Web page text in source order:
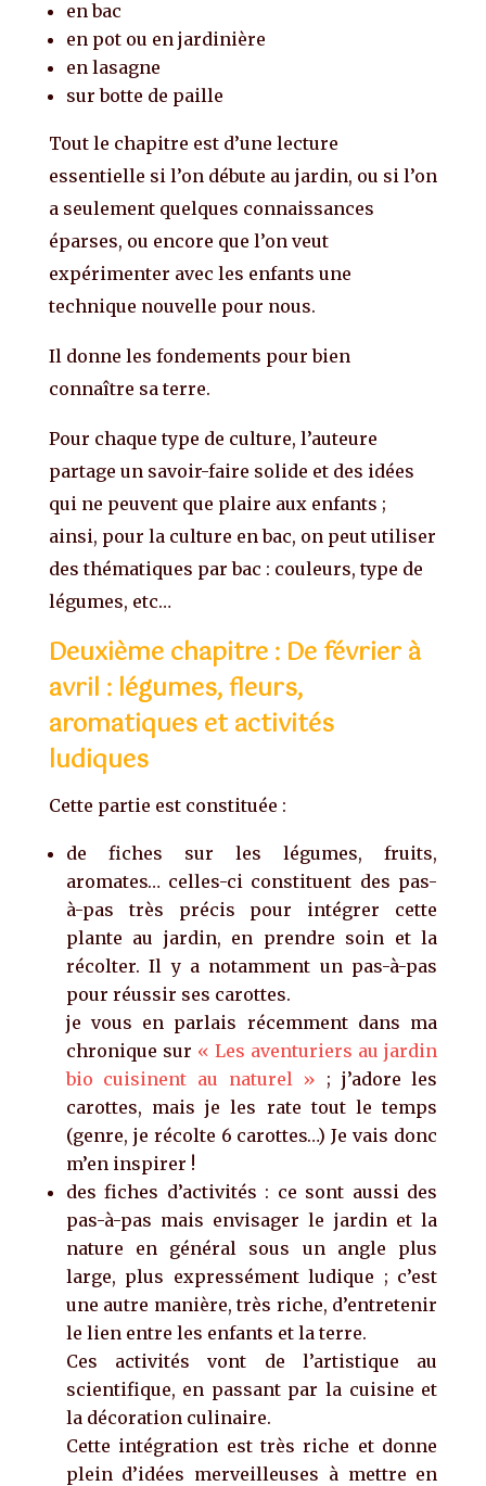
en bac
en pot ou en jardinière
en lasagne
sur botte de paille
Tout le chapitre est d’une lecture
essentielle si l’on débute au jardin, ou si l’on
a seulement quelques connaissances
éparses, ou encore que l’on veut
expérimenter avec les enfants une
technique nouvelle pour nous.
Il donne les fondements pour bien
connaître sa terre.
Pour chaque type de culture, l’auteure
partage un savoir-faire solide et des idées
qui ne peuvent que plaire aux enfants ;
ainsi, pour la culture en bac, on peut utiliser
des thématiques par bac : couleurs, type de
légumes, etc…
Deuxième chapitre : De février à
avril : légumes, fleurs,
aromatiques et activités
ludiques
Cette partie est constituée :
de fiches sur les légumes, fruits,
aromates… celles-ci constituent des pas-
à-pas très précis pour intégrer cette
plante au jardin, en prendre soin et la
récolter. Il y a notamment un pas-à-pas
pour réussir ses carottes.
je vous en parlais récemment dans ma
chronique sur « Les aventuriers au jardin
bio cuisinent au naturel » ; j’adore les
carottes, mais je les rate tout le temps
(genre, je récolte 6 carottes…) Je vais donc
m’en inspirer !
des fiches d’activités : ce sont aussi des
pas-à-pas mais envisager le jardin et la
nature en général sous un angle plus
large, plus expressément ludique ; c’est
une autre manière, très riche, d’entretenir
le lien entre les enfants et la terre.
Ces activités vont de l’artistique au
scientifique, en passant par la cuisine et
la décoration culinaire.
Cette intégration est très riche et donne
plein d’idées merveilleuses à mettre en